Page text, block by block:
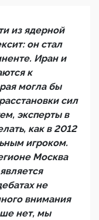
из ядерной
он стал
Иран и
к
могла бы
сил
эксперты в
как в 2012
игроком.
Москва
не
внимания
нет, мы